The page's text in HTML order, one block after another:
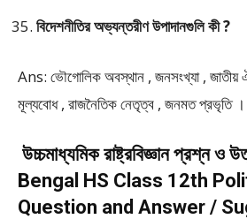
বিদেশনীতির অভ্যন্তরীণ উপাদানগুলি কী ?
Ans: ভৌগোলিক অবস্থান , জনসংখ্যা , জাতীয়
মূল্যবোধ , রাজনৈতিক নেতৃত্ব , জনমত প্রভৃতি ।
উচ্চমাধ্যমিক রাষ্ট্রবিজ্ঞান প্রশ্ন
Bengal HS Class 12th
Question and Answer /